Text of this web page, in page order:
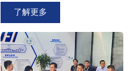
了解更多